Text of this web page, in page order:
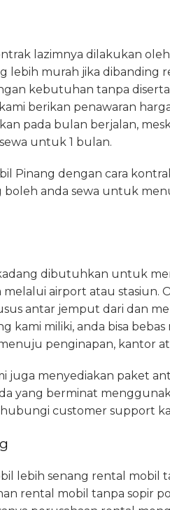
lazimnya dilakukan
lebih murah jika dibanding
kebutuhan tanpa
berikan penawaran
pada bulan berjalan,
untuk 1 bulan.
Pinang dengan cara
boleh anda sewa untuk
dibutuhkan untuk
airport atau stasiun.
antar jemput dari dan
kami miliki, anda bisa
penginapan, kantor
juga menyediakan paket
yang berminat
customer support
lebih senang rental mobil
rental mobil tanpa sopir